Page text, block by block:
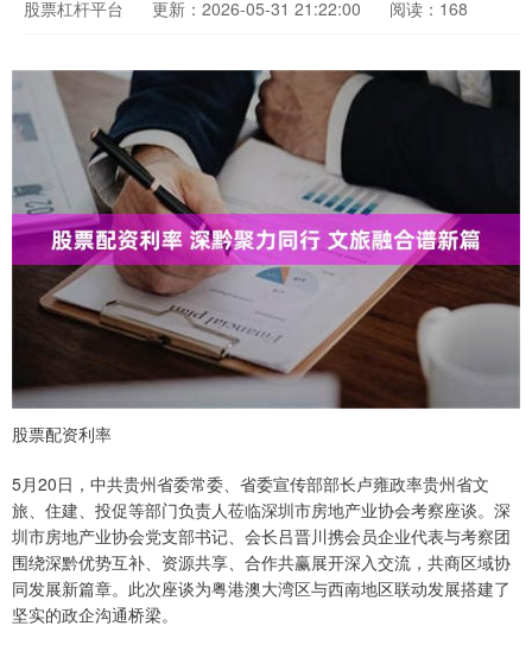
股票杠杆平台
更新：2026-05-31 21:22:00 阅读：168
股票配资利率
5月20日，中共贵州省委常委、省委宣传部部长卢雍政率贵州省文
旅、住建、投促等部门负责人莅临深圳市房地产业协会考察座谈。深
圳市房地产业协会党支部书记、会长吕晋川携会员企业代表与考察团
围绕深黔优势互补、资源共享、合作共赢展开深入交流，共商区域协
同发展新篇章。此次座谈为粤港澳大湾区与西南地区联动发展搭建了
坚实的政企沟通桥梁。